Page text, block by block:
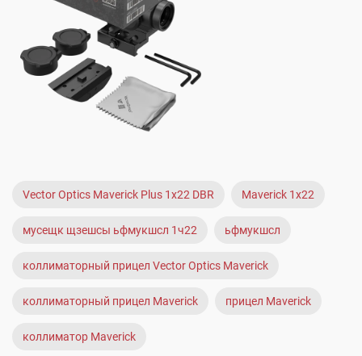
Vector Optics Maverick Plus 1x22 DBR Maverick 1x22
мусещк щзешсы ьфмукшсл 1ч22 ьфмукшсл
коллиматорный прицел Vector Optics Maverick
коллиматорный прицел Maverick прицел Maverick
коллиматор Maverick